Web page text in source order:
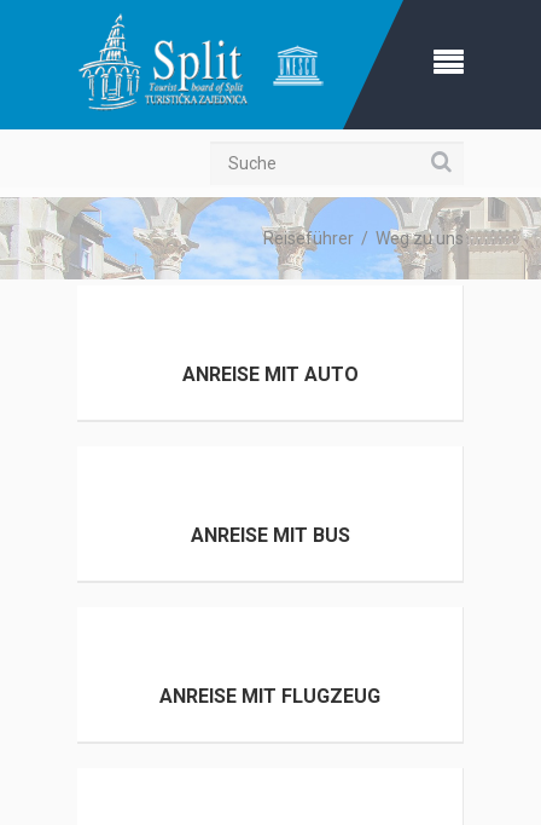
Suche
Reiseführer / Weg zu uns
ANREISE MIT AUTO
ANREISE MIT BUS
ANREISE MIT FLUGZEUG